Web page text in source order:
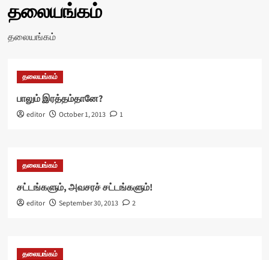
தலையங்கம்
தலையங்கம்
தலையங்கம்
பாலும் இரத்தம்தானே?
editor October 1, 2013 1
தலையங்கம்
சட்டங்களும், அவசரச் சட்டங்களும்!
editor September 30, 2013 2
தலையங்கம்